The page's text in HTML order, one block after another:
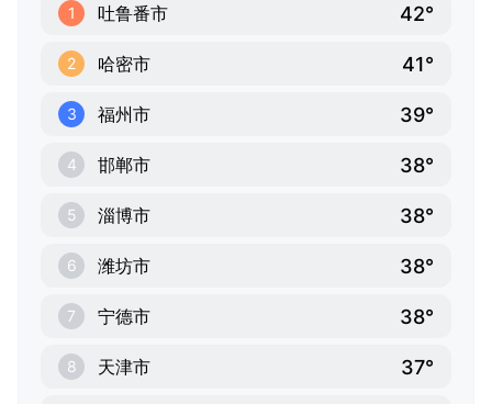
1 吐鲁番市 42°
2 哈密市 41°
3 福州市 39°
4 邯郸市 38°
5 淄博市 38°
6 潍坊市 38°
7 宁德市 38°
8 天津市 37°